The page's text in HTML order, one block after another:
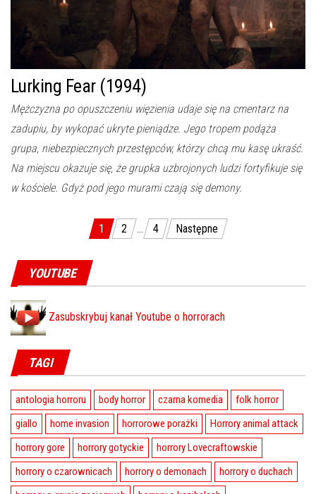
Lurking Fear (1994)
Mężczyzna po opuszczeniu więzienia udaje się na cmentarz na
zadupiu, by wykopać ukryte pieniądze. Jego tropem podąża
grupa, niebezpiecznych przestępców, którzy chcą mu kasę ukraść.
Na miejscu okazuje się, że grupka uzbrojonych ludzi fortyfikuje się
w kościele. Gdyż pod jego murami czają się demony.
Stronicowanie wpisów
1 2 … 4 Następne
YOUTUBE
Zasubskrybuj kanał Youtube o horrorach
TAGI
antologia horroru body horror czarna komedia
folk horror
giallo
home invasion horrorowe porażki
Horrory animal attack
horrory gore
horrory gotyckie
horrory Lovecraftowskie
horrory o czarownicach
horrory o demonach
horrory o duchach